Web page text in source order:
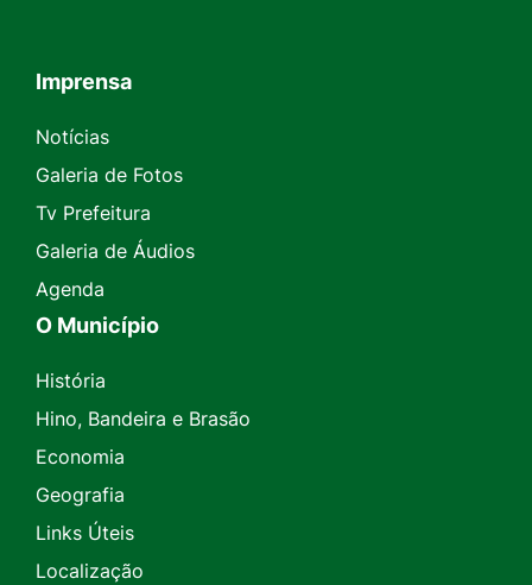
Seção do Rodapé e Contato
Imprensa
Notícias
Galeria de Fotos
Tv Prefeitura
Galeria de Áudios
Agenda
O Município
História
Hino, Bandeira e Brasão
Economia
Geografia
Links Úteis
Localização